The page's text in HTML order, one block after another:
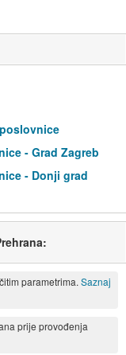
- Grad Zagreb
- Donji grad
parametrima. Saznaj
prije provođenja